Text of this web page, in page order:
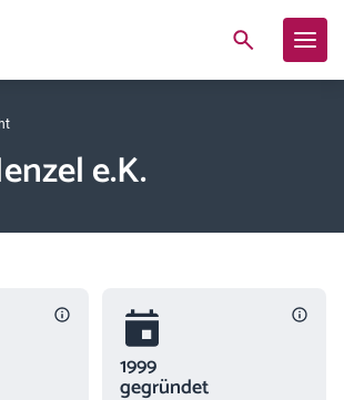
e.K.
1999
gegründet